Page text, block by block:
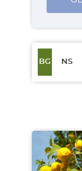
BG NS